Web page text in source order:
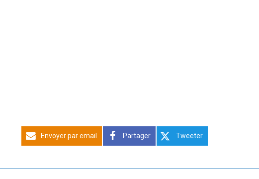
Envoyer par email Partager Tweeter